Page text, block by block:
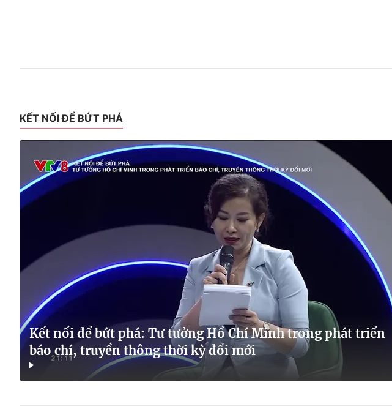
KẾT NỐI ĐỂ BỨT PHÁ
Kết nối để bứt phá: Tư tưởng Hồ Chí Minh trong phát triển
báo chí, truyền thông thời kỳ đổi mới